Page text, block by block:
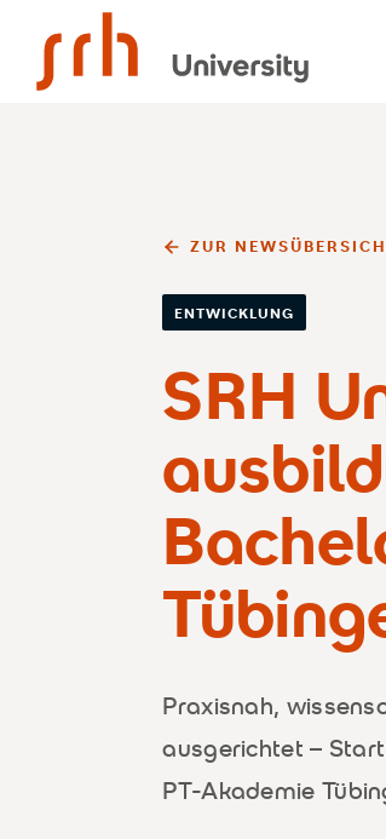
ZUR
ENTWICKLUNG
SRH
Praxisnah,
ausgerichtet –
PT-Akademie